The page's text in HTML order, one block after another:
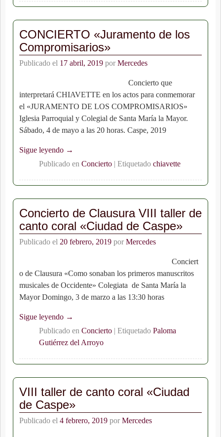
CONCIERTO «Juramento de los
Compromisarios»
Publicado el 17 abril, 2019 por Mercedes
Concierto que
interpretará CHIAVETTE en los actos para conmemorar
el «JURAMENTO DE LOS COMPROMISARIOS»
Iglesia Parroquial y Colegial de Santa María la Mayor.
Sábado, 4 de mayo a las 20 horas. Caspe, 2019
Sigue leyendo →
Publicado en Concierto| Etiquetado chiavette
Concierto de Clausura VIII taller de
canto coral «Ciudad de Caspe»
Publicado el 20 febrero, 2019 por Mercedes
Conciert
o de Clausura «Como sonaban los primeros manuscritos
musicales de Occidente» Colegiata de Santa María la
Mayor Domingo, 3 de marzo a las 13:30 horas
Sigue leyendo →
Publicado en Concierto| Etiquetado Paloma
Gutiérrez del Arroyo
VIII taller de canto coral «Ciudad
de Caspe»
Publicado el 4 febrero, 2019 por Mercedes